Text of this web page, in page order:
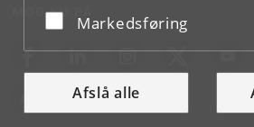
Acceptér eller afslå
Markedsføring
Afslå alle
MØD KU PÅ